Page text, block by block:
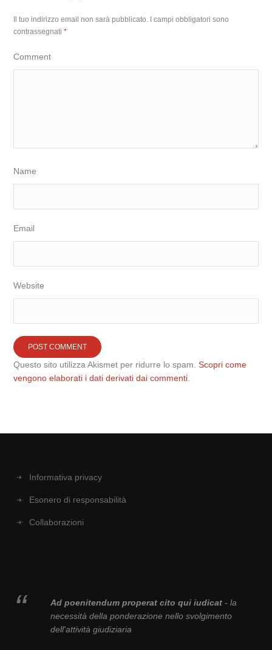
Il tuo indirizzo email non sarà pubblicato.
I campi obbligatori sono
contrassegnati*
Comment
Name
Email
Website
Questo sito utilizza Akismet per ridurre lo spam.Scopri come
vengono elaborati i dati derivati dai commenti
Informativa privacy
Esonero di responsabilità
Collaborazioni
Ad poenitendum properat cito qui iudicat- la
necessità della ponderazione nello svolgimento
dell'attività giudiziaria